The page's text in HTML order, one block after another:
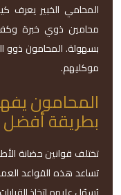
المحامي الخبير يعرف
محامين ذوي خبرة
بسهولة. المحامون ذوو
موكليهم.
المحامون
بطريقة أفضل
تختلف قوانين حضانة
تساعد هذه القواعد